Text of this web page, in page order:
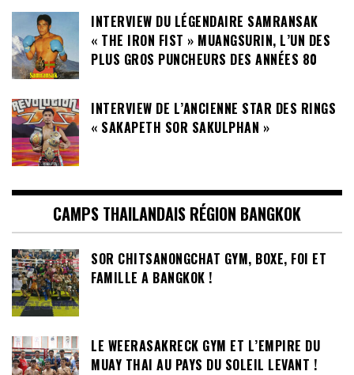
INTERVIEW DU LÉGENDAIRE SAMRANSAK
« THE IRON FIST » MUANGSURIN, L’UN DES
PLUS GROS PUNCHEURS DES ANNÉES 80
INTERVIEW DE L’ANCIENNE STAR DES RINGS
« SAKAPETH SOR SAKULPHAN »
CAMPS THAILANDAIS RÉGION BANGKOK
SOR CHITSANONGCHAT GYM, BOXE, FOI ET
FAMILLE A BANGKOK !
LE WEERASAKRECK GYM ET L’EMPIRE DU
MUAY THAI AU PAYS DU SOLEIL LEVANT !